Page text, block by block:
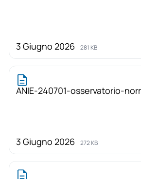
3 Giugno 2026 281 KB
ANIE-240701-osservatorio-
3 Giugno 2026 272 KB